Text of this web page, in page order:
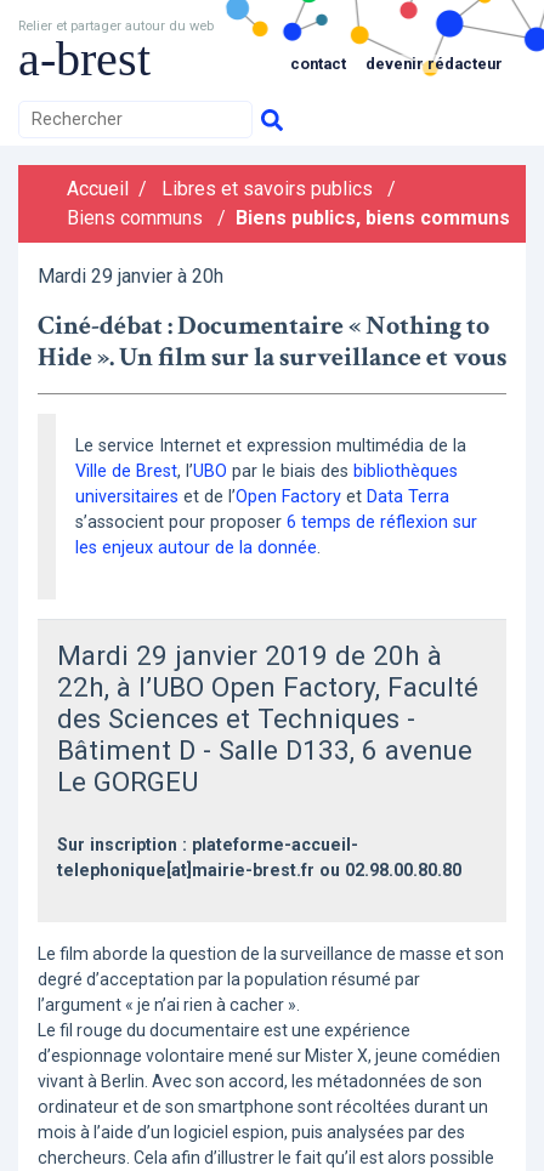
Relier et partager autour du web
a-brest contact devenir rédacteur
Accueil / Libres et savoirs publics
/
Biens communs
/ Biens publics, biens communs
Mardi 29 janvier à 20h
Ciné-débat : Documentaire « Nothing to
Hide ». Un film sur la surveillance et vous
Le service Internet et expression multimédia de la
Ville de Brest, l’UBO par le biais des bibliothèques
universitaires et de l’Open Factory et Data Terra
s’associent pour proposer 6 temps de réflexion sur
les enjeux autour de la donnée.
Mardi 29 janvier 2019 de 20h à
22h, à l’UBO Open Factory, Faculté
des Sciences et Techniques -
Bâtiment D - Salle D133, 6 avenue
Le GORGEU
Sur inscription : plateforme-accueil-
telephonique[at]mairie-brest.fr ou 02.98.00.80.80
Le film aborde la question de la surveillance de masse et son
degré d’acceptation par la population résumé par
l’argument « je n’ai rien à cacher ».
Le fil rouge du documentaire est une expérience
d’espionnage volontaire mené sur Mister X, jeune comédien
vivant à Berlin. Avec son accord, les métadonnées de son
ordinateur et de son smartphone sont récoltées durant un
mois à l’aide d’un logiciel espion, puis analysées par des
chercheurs. Cela afin d’illustrer le fait qu’il est alors possible